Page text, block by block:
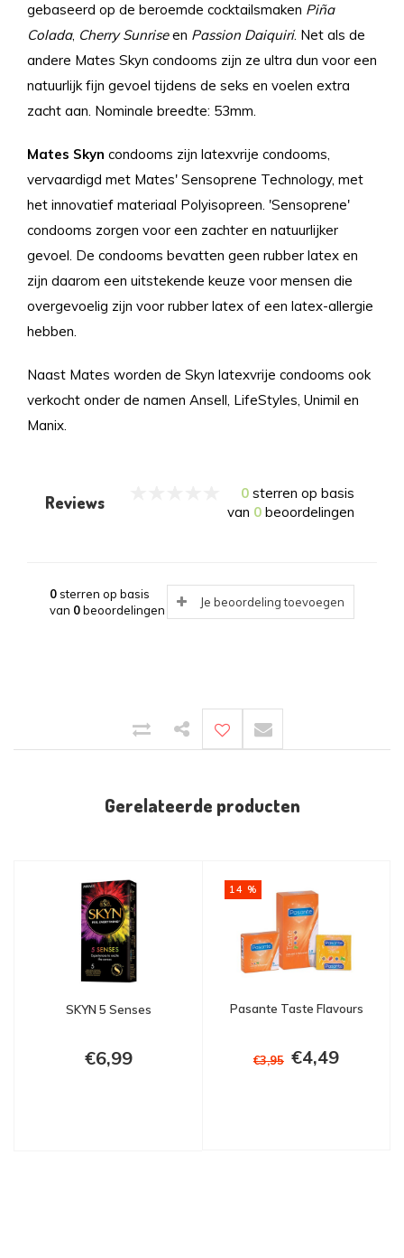
gebaseerd op de beroemde cocktailsmaken Piña
Colada, Cherry Sunriseen Passion Daiquiri. Net als de
andere Mates Skyn condooms zijn ze ultra dun voor een
natuurlijk fijn gevoel tijdens de seks en voelen extra
zacht aan. Nominale breedte: 53mm.
Mates Skyn condooms zijn latexvrije condooms,
vervaardigd met Mates' Sensoprene Technology, met
het innovatief materiaal Polyisopreen. 'Sensoprene'
condooms zorgen voor een zachter en natuurlijker
gevoel. De condooms bevatten geen rubber latex en
zijn daarom een uitstekende keuze voor mensen die
overgevoelig zijn voor rubber latex of een latex-allergie
hebben.
Naast Mates worden de Skyn latexvrije condooms ook
verkocht onder de namen Ansell, LifeStyles, Unimil en
Manix.
Reviews 0 sterren op basis
van 0 beoordelingen
0sterren op basis
van 0beoordelingen
Je beoordeling toevoegen
Gerelateerde producten
SKYN 5 Senses
€6,99
14 %
Pasante Taste Flavours
€3,95 €4,49